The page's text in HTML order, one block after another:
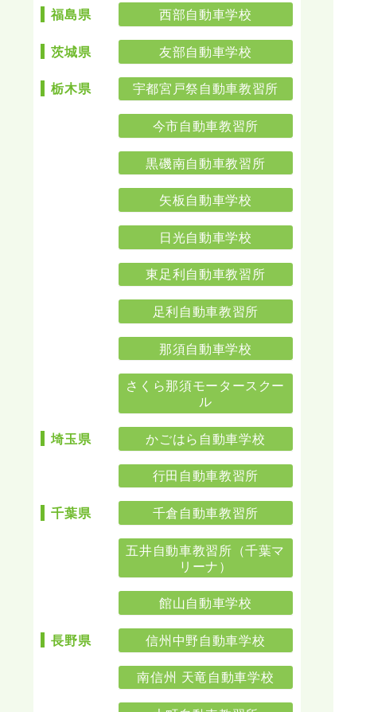
福島県 西部自動車学校
茨城県 友部自動車学校
栃木県 宇都宮戸祭自動車教習所
今市自動車教習所
黒磯南自動車教習所
矢板自動車学校
日光自動車学校
東足利自動車教習所
足利自動車教習所
那須自動車学校
さくら那須モータースクー
ル
埼玉県 かごはら自動車学校
行田自動車教習所
千葉県 千倉自動車教習所
五井自動車教習所（千葉マ
リーナ）
館山自動車学校
長野県 信州中野自動車学校
南信州 天竜自動車学校